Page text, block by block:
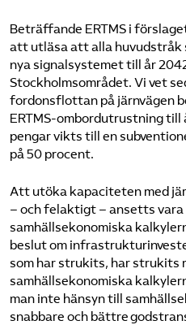
Beträffande ERTMS i
att utläsa att alla huvudstråk
nya signalsystemet till år
Stockholmsområdet. Vi vet
fordonsflottan på järnvägen
ERTMS-ombordutrustning
pengar vikts till en
på 50 procent.
Att utöka kapaciteten med
– och felaktigt – ansetts
samhällsekonomiska
beslut om
som har strukits, har strukits
samhällsekonomiska
man inte hänsyn till
snabbare och bättre